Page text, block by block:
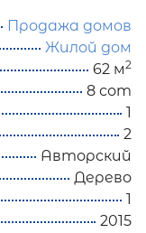
Продажа домов
Жилой дом
62 м2
8 сот
1
2
Авторский
Дерево
1
2015